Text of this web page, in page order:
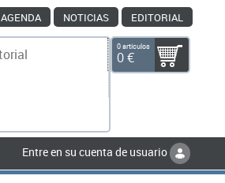
AGENDA NOTICIAS EDITORIAL
0 artículos
0 €
Entre en su cuenta de usuario